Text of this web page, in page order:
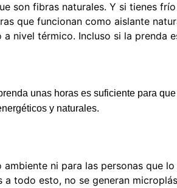
son fibras naturales. Y si tienes
que funcionan como aislante
nivel térmico. Incluso si la prenda
unas horas es suficiente para
y naturales.
ni para las personas que lo
todo esto, no se generan